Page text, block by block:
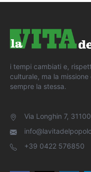
i tempi cambiati e,
culturale, ma la
sempre la stessa.
Via Longhin 7,
+39 0422 576850